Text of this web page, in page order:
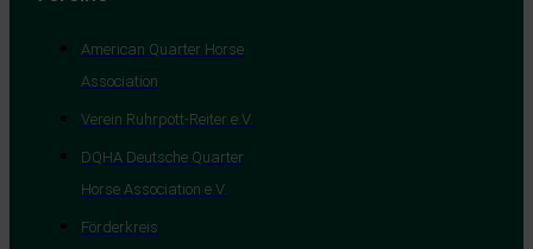
American Quarter Horse
Association
Verein Ruhrpott-Reiter e.V.
DQHA Deutsche Quarter
Horse Association e.V.
Förderkreis